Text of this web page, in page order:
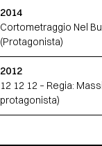
2014
Cortometraggio Nel
(Protagonista)
2012
12 12 12 – Regia:
protagonista)